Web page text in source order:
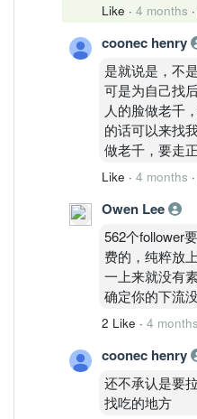
Like · 4 months ·
coonec henry
是就说是，不
可是为自己找
人的脸做老千
的话可以来找
做老千，要走
Like · 4 months ·
Owen Lee
562个follower
费的，纯粹放
一上来就没有
确定你的下流
2 Like · 4 months
coonec henry
还不承认是要
找吃的地方